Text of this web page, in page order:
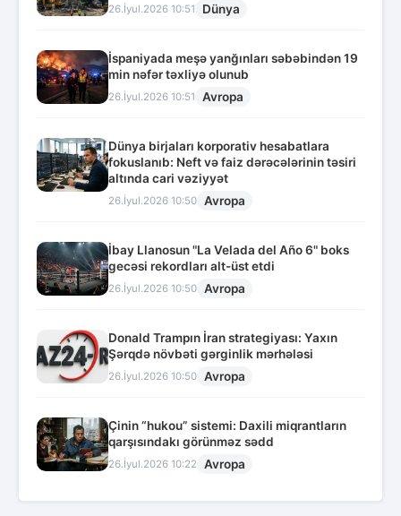
26.İyul.2026 10:51 Dünya
İspaniyada meşə yanğınları səbəbindən 19
min nəfər təxliyə olunub
26.İyul.2026 10:51 Avropa
Dünya birjaları korporativ hesabatlara
fokuslanıb: Neft və faiz dərəcələrinin təsiri
altında cari vəziyyət
26.İyul.2026 10:50 Avropa
İbay Llanosun "La Velada del Año 6" boks
gecəsi rekordları alt-üst etdi
26.İyul.2026 10:50 Avropa
Donald Trampın İran strategiyası: Yaxın
Şərqdə növbəti gərginlik mərhələsi
26.İyul.2026 10:50 Avropa
Çinin “hukou” sistemi: Daxili miqrantların
qarşısındakı görünməz sədd
26.İyul.2026 10:22 Avropa